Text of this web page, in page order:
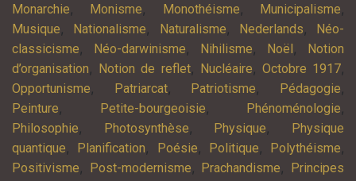
Monarchie, Monisme, Monothéisme, Municipalisme,
Musique, Nationalisme, Naturalisme, Nederlands, Néo-
classicisme, Néo-darwinisme, Nihilisme, Noël, Notion
d’organisation, Notion de reflet, Nucléaire, Octobre 1917,
Opportunisme, Patriarcat, Patriotisme, Pédagogie,
Peinture, Petite-bourgeoisie, Phénoménologie,
Philosophie, Photosynthèse, Physique, Physique
quantique, Planification, Poésie, Politique, Polythéisme,
Positivisme, Post-modernisme, Prachandisme, Principes